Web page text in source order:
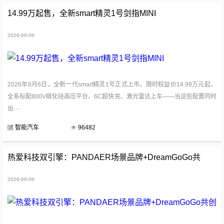
14.99万起售，全新smart精灵1号剑指MINI
2026-08-06
2026年8月6日，全新一代smart精灵1号正式上市。限时权益价14.99万元起，
全系标配800V碳化硅高压平台、6C超快充、激光雷达上车——当这些配置同时
出···
智能汽车 96482
热爱科技双引擎：PANDAER场景品牌+DreamGoGo共
创
2026-08-06